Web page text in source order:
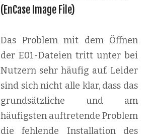
(EnCase Image File)
Das Problem mit dem Öffnen
der E01-Dateien tritt unter bei
Nutzern sehr häufig auf. Leider
sind sich nicht alle klar, dass das
grundsätzliche und am
häufigsten auftretende Problem
die fehlende Installation des